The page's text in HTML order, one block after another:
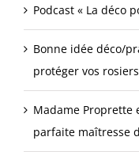
Podcast « La déco
Bonne idée déco/
protéger vos
Madame Proprette
parfaite maîtresse